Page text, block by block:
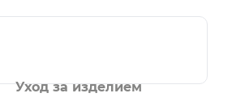
Уход за изделием